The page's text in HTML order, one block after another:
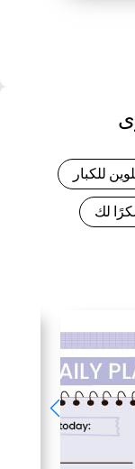
للكبار
لك